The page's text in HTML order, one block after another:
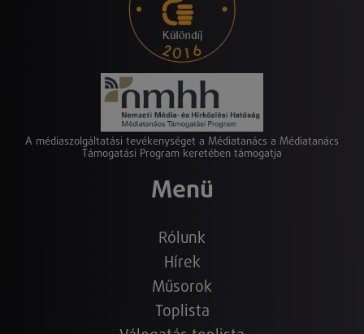
A médiaszolgáltatási tevékenységet a Médiatanács a Médiatanács
Támogatási Program keretében támogatja
Menü
Rólunk
Hírek
Műsorok
Toplista